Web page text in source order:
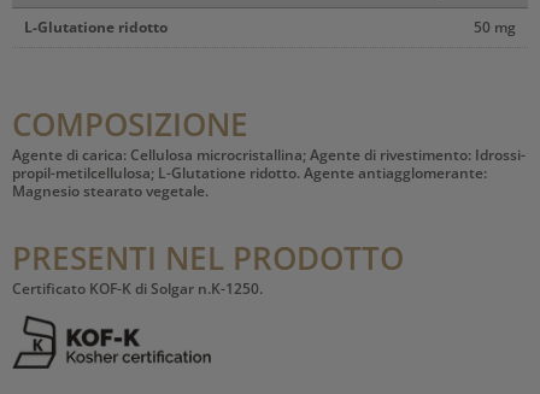
L-Glutatione ridotto 50 mg
COMPOSIZIONE
Agente di carica: Cellulosa microcristallina; Agente di rivestimento: Idrossi-
propil-metilcellulosa; L-Glutatione ridotto. Agente antiagglomerante:
Magnesio stearato vegetale.
PRESENTI NEL PRODOTTO
Certificato KOF-K di Solgar n.K-1250.